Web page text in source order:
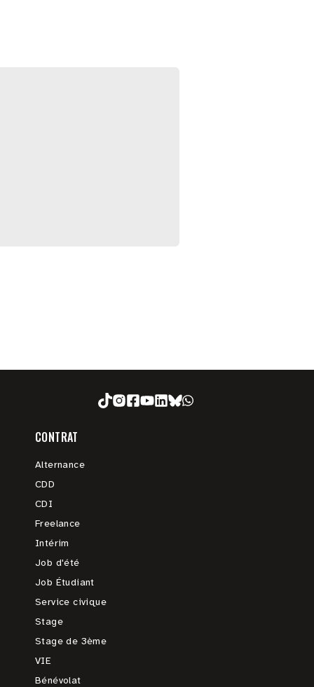
CONTRAT
Alternance
CDD
CDI
Freelance
Intérim
Job d'été
Job Étudiant
Service civique
Stage
Stage de 3ème
VIE
Bénévolat